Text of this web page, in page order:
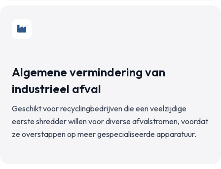
Algemene vermindering van
industrieel afval
Geschikt voor recyclingbedrijven die een veelzijdige
eerste shredder willen voor diverse afvalstromen, voordat
ze overstappen op meer gespecialiseerde apparatuur.